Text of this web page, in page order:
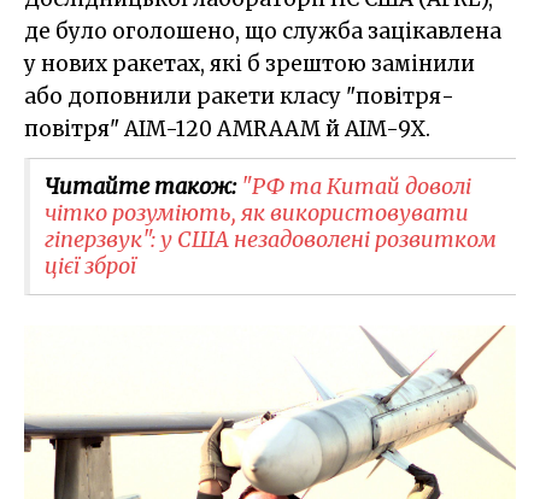
де було оголошено, що служба зацікавлена
у нових ракетах, які б зрештою замінили
або доповнили ракети класу "повітря-
повітря" AIM-120 AMRAAM й AIM-9X.
Читайте також: "РФ та Китай доволі
чітко розуміють, як використовувати
гіперзвук": у США незадоволені розвитком
цієї зброї